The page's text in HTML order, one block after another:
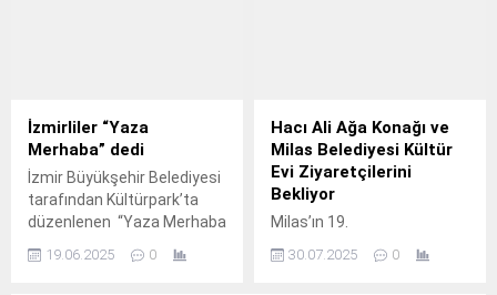
İzmirliler “Yaza
Merhaba” dedi
İzmir Büyükşehir Belediyesi
tarafından Kültürpark’ta
düzenlenen “Yaza Merhaba
19.06.2025 0
Hacı Ali Ağa Konağı ve
Milas Belediyesi Kültür
Evi Ziyaretçilerini
Bekliyor
Milas’ın 19.
30.07.2025 0